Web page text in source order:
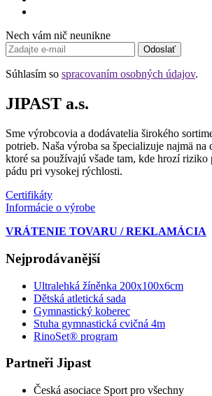
Nech vám nič neunikne
Odoslať
Súhlasím so spracovaním osobných údajov.
JIPAST a.s.
Sme výrobcovia a dodávatelia širokého
potrieb. Naša výroba sa špecializuje najmä na
ktoré sa používajú všade tam, kde hrozí riziko
pádu pri vysokej rýchlosti.
Certifikáty
Informácie o výrobe
VRÁTENIE TOVARU / REKLAMÁCIA
Nejprodávanější
Ultralehká žíněnka 200x100x6cm
Dětská atletická sada
Gymnastický koberec
Stuha gymnastická cvičná 4m
RinoSet® program
Partneři Jipast
Česká asociace Sport pro všechny